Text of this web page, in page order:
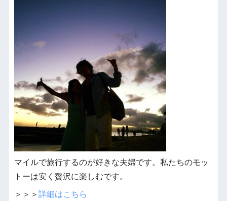
マイルで旅行するのが好きな夫婦です。私たちのモッ
トーは安く贅沢に楽しむです。
＞＞＞ 詳細はこちら